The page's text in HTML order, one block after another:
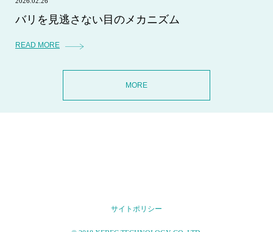
バリを見逃さない目のメカニズム
READ MORE
MORE
サイトポリシー